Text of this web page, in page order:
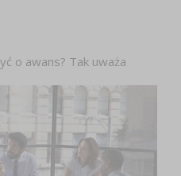
o awans? Tak uważa